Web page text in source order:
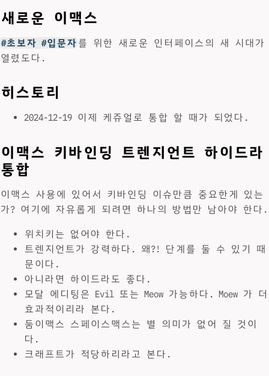
새로운 이맥스
#초보자 #입문자 를 위한 새로운 인터페이스의 새 시대가
열렸도다.
히스토리
2024-12-19 이제 케쥬얼로 통합 할 때가 되었다.
이맥스 키바인딩 트렌지언트 하이드라
통합
이맥스 사용에 있어서 키바인딩 이슈만큼 중요한게 있는
가? 여기에 자유롭게 되려면 하나의 방법만 남아야 한다.
위치키는 없어야 한다.
트렌지언트가 강력하다. 왜?! 단계를 둘 수 있기 때
문이다.
아니라면 하이드라도 좋다.
모달 에디팅은 Evil 또는 Meow 가능하다. Moew 가 더
효과적이리라 본다.
둠이맥스 스페이스맥스는 별 의미가 없어 질 것이
다.
크래프트가 적당하리라고 본다.